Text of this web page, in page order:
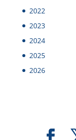
2022
2023
2024
2025
2026